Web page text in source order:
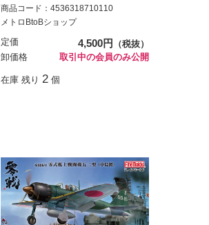
商品コード：4536318710110
メトロBtoBショップ
定価 4,500円
（税抜）
卸価格
取引中の会員のみ公開
在庫 残り 2 個